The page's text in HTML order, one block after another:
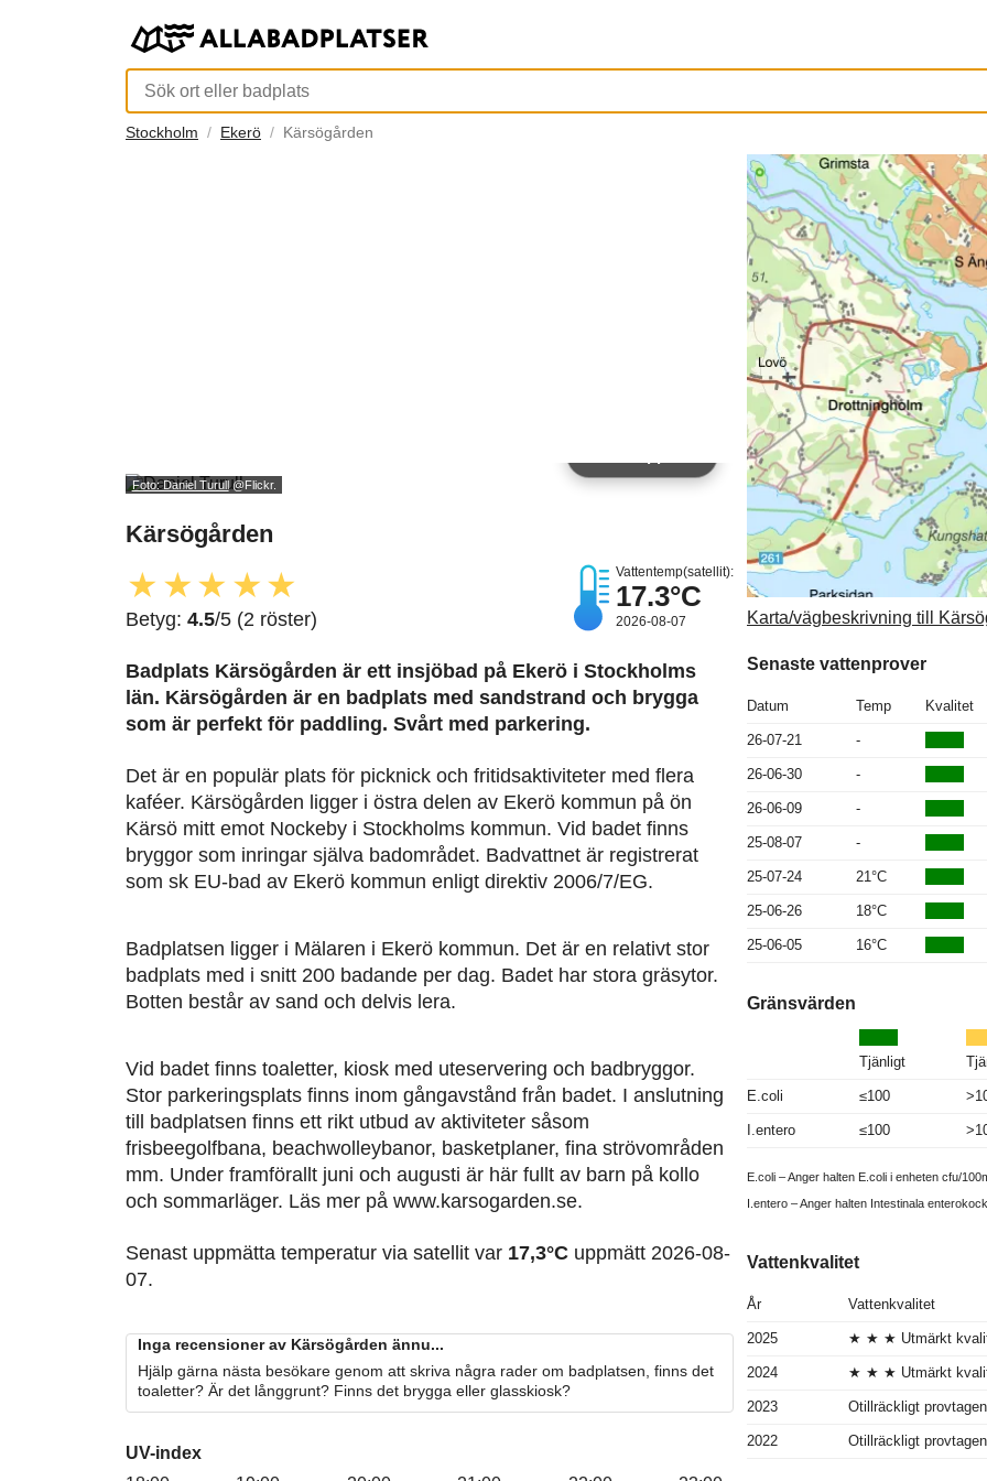
Stockholm Ekerö Kärsögården
Foto: Daniel Turull@Flickr.
Kärsögården
★ ★★ ★★
Betyg: 4.5/5 (2 röster)
Vattentemp(satellit):
17.3°C
2026-08-07
Badplats Kärsögården är ett insjöbad på Ekerö i Stockholms
län. Kärsögården är en badplats med sandstrand och brygga
som är perfekt för paddling. Svårt med parkering.
Det är en populär plats för picknick och fritidsaktiviteter med flera
kaféer. Kärsögården ligger i östra delen av Ekerö kommun på ön
Kärsö mitt emot Nockeby i Stockholms kommun. Vid badet finns
bryggor som inringar själva badområdet. Badvattnet är registrerat
som sk EU-bad av Ekerö kommun enligt direktiv 2006/7/EG.
Badplatsen ligger i Mälaren i Ekerö kommun. Det är en relativt stor
badplats med i snitt 200 badande per dag. Badet har stora gräsytor.
Botten består av sand och delvis lera.
Vid badet finns toaletter, kiosk med uteservering och badbryggor.
Stor parkeringsplats finns inom gångavstånd från badet. I anslutning
till badplatsen finns ett rikt utbud av aktiviteter såsom
frisbeegolfbana, beachwolleybanor, basketplaner, fina strövområden
mm. Under framförallt juni och augusti är här fullt av barn på kollo
och sommarläger. Läs mer på www.karsogarden.se.
Senast uppmätta temperatur via satellit var 17,3°C uppmätt 2026-08-
07.
Inga recensioner av Kärsögården ännu...
Hjälp gärna nästa besökare genom att skriva några rader om badplatsen, finns det
toaletter? Är det långgrunt? Finns det brygga eller glasskiosk?
UV-index
Karta/vägbeskrivning till
Senaste vattenprover
Datum Temp Kvalitet
26-07-21 -
26-06-30 -
26-06-09 -
25-08-07 -
25-07-24 21°C
25-06-26 18°C
25-06-05 16°C
Gränsvärden
Tjänligt
E.coli ≤100
I.entero ≤100
E.coli – Anger halten E.coli i enheten cfu/
I.entero – Anger halten Intestinala
Vattenkvalitet
År Vattenkvalitet
2025 ★ ★ ★ Utmärkt
2024 ★ ★ ★ Utmärkt
2023 Otillräckligt provtagen
2022 Otillräckligt provtagen